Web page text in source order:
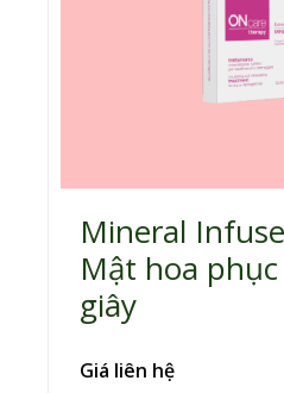
Mineral
Mật hoa
giây
Giá liên hệ